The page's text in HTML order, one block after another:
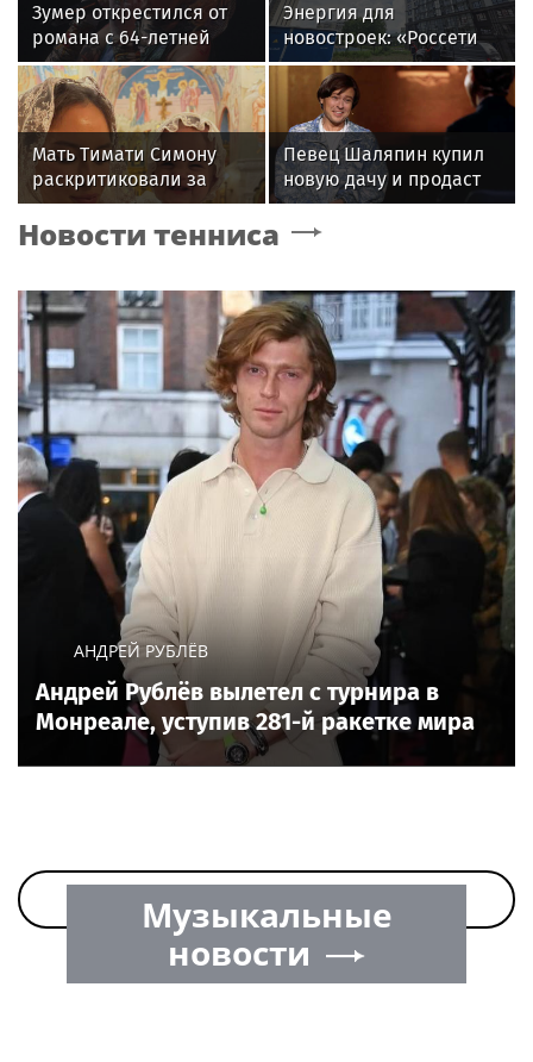
Зумер открестился от
романа с 64-летней
Жанной Агузаровой
Энергия для
новостроек: «Россети
Новосибирск»
обеспечили почти 12
МВт мощности для
новых жилых
кварталов
Мать Тимати Симону
раскритиковали за
неудачные фото
возлюбленной сына
Певец Шаляпин купил
новую дачу и продаст
старую
Новости тенниса
АНДРЕЙ РУБЛЁВ
Андрей Рублёв вылетел с турнира в
Монреале, уступив 281-й ракетке мира
Все новости по теме на сегодня